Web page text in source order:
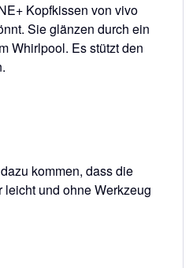
Kopfkissen von vivo
Sie glänzen durch ein
Whirlpool. Es stützt den
kommen, dass die
und ohne Werkzeug